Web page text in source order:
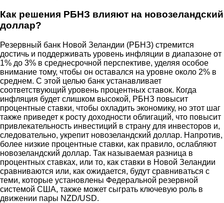
Как решения РБНЗ влияют на новозеландский
доллар?
Резервный банк Новой Зеландии (РБНЗ) стремится
достичь и поддерживать уровень инфляции в диапазоне от
1% до 3% в среднесрочной перспективе, уделяя особое
внимание тому, чтобы он оставался на уровне около 2% в
среднем. С этой целью банк устанавливает
соответствующий уровень процентных ставок. Когда
инфляция будет слишком высокой, РБНЗ повысит
процентные ставки, чтобы охладить экономику, но этот шаг
также приведет к росту доходности облигаций, что повысит
привлекательность инвестиций в страну для инвесторов и,
следовательно, укрепит новозеландский доллар. Напротив,
более низкие процентные ставки, как правило, ослабляют
новозеландский доллар. Так называемая разница в
процентных ставках, или то, как ставки в Новой Зеландии
сравниваются или, как ожидается, будут сравниваться с
теми, которые установлены Федеральной резервной
системой США, также может сыграть ключевую роль в
движении пары NZD/USD.